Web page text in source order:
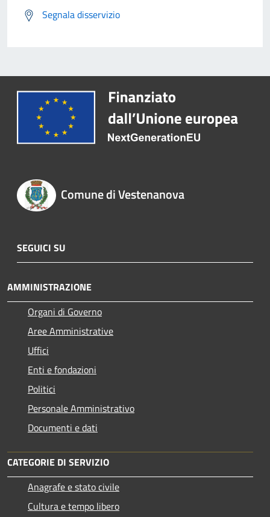
Segnala disservizio
Comune di Vestenanova
SEGUICI SU
AMMINISTRAZIONE
Organi di Governo
Aree Amministrative
Uffici
Enti e fondazioni
Politici
Personale Amministrativo
Documenti e dati
CATEGORIE DI SERVIZIO
Anagrafe e stato civile
Cultura e tempo libero